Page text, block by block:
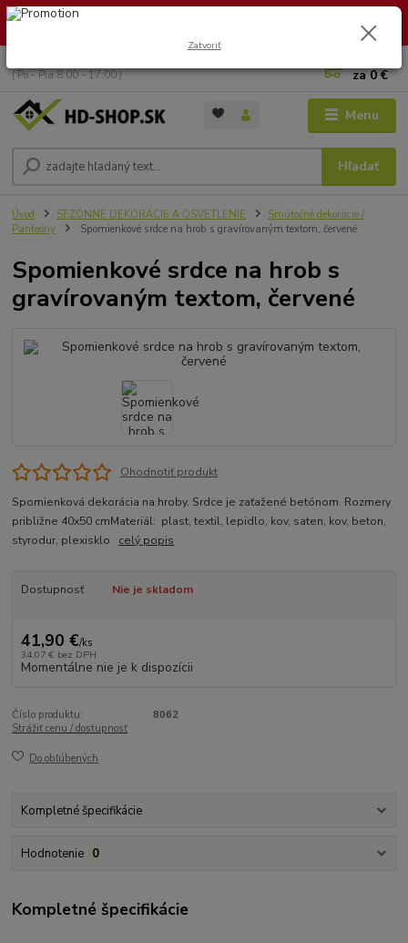
🏖️ DOVOLENKA 30.7.2026 – 9.8.2026 · Objednávky vybavíme po
Menu
Hľadať
( Po - Pia 8:00 - 17:00 )
za0 €
Úvod SEZÓNNE DEKORÁCIE A OSVETLENIE
Smútočné dekorácie /
Panteóny
Spomienkové srdce na hrob s gravírovaným textom, červené
Spomienkové srdce na hrob s
gravírovaným textom, červené
Ohodnotiť produkt
Spomienková dekorácia na hroby. Srdce je zaťažené betónom. Rozmery
približne 40x50 cmMateriál: plast, textil, lepidlo, kov, saten, kov, beton,
styrodur, plexisklo celý popis
Dostupnosť Nie je skladom
41,90 €/ks
34,07 € bez DPH
Momentálne nie je k dispozícii
Číslo produktu:
8062
Strážiť cenu / dostupnosť
Do obľúbených
Kompletné špecifikácie
Hodnotenie 0
Kompletné špecifikácie
Zatvoriť